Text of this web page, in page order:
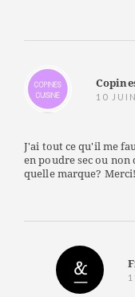
10
J'ai tout ce qu'il me
en poudre sec ou non
quelle marque?